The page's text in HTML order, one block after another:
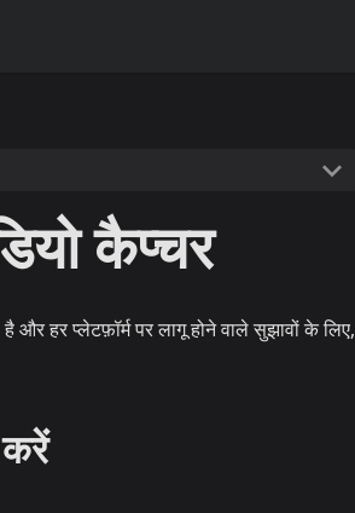
कैप्चर
हर प्लेटफ़ॉर्म पर लागू होने वाले सुझावों के लिए,